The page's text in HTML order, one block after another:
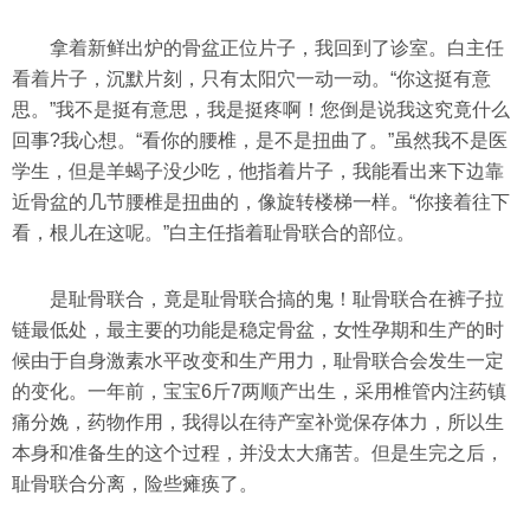
拿着新鲜出炉的骨盆正位片子，我回到了诊室。白主任
看着片子，沉默片刻，只有太阳穴一动一动。“你这挺有意
思。”我不是挺有意思，我是挺疼啊！您倒是说我这究竟什么
回事?我心想。“看你的腰椎，是不是扭曲了。”虽然我不是医
学生，但是羊蝎子没少吃，他指着片子，我能看出来下边靠
近骨盆的几节腰椎是扭曲的，像旋转楼梯一样。“你接着往下
看，根儿在这呢。”白主任指着耻骨联合的部位。
是耻骨联合，竟是耻骨联合搞的鬼！耻骨联合在裤子拉
链最低处，最主要的功能是稳定骨盆，女性孕期和生产的时
候由于自身激素水平改变和生产用力，耻骨联合会发生一定
的变化。一年前，宝宝6斤7两顺产出生，采用椎管内注药镇
痛分娩，药物作用，我得以在待产室补觉保存体力，所以生
本身和准备生的这个过程，并没太大痛苦。但是生完之后，
耻骨联合分离，险些瘫痪了。